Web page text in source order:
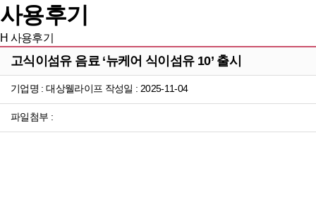
사용후기
H 사용후기
고식이섬유 음료 ‘뉴케어 식이섬유 10’ 출시
기업명 : 대상웰라이프 작성일 : 2025-11-04
파일첨부 :